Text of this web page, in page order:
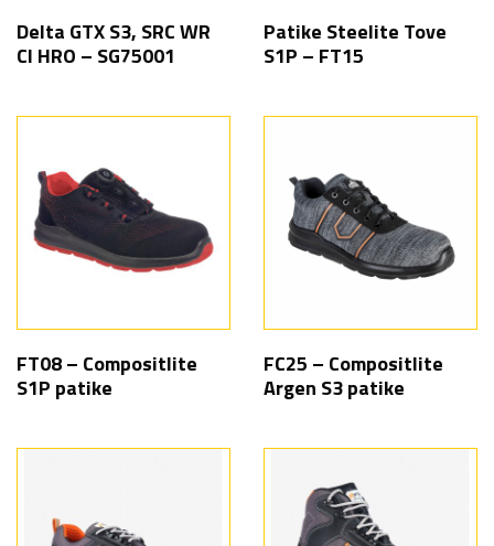
Delta GTX S3, SRC WR
CI HRO – SG75001
Patike Steelite Tove
S1P – FT15
FT08 – Compositlite
S1P patike
FC25 – Compositlite
Argen S3 patike